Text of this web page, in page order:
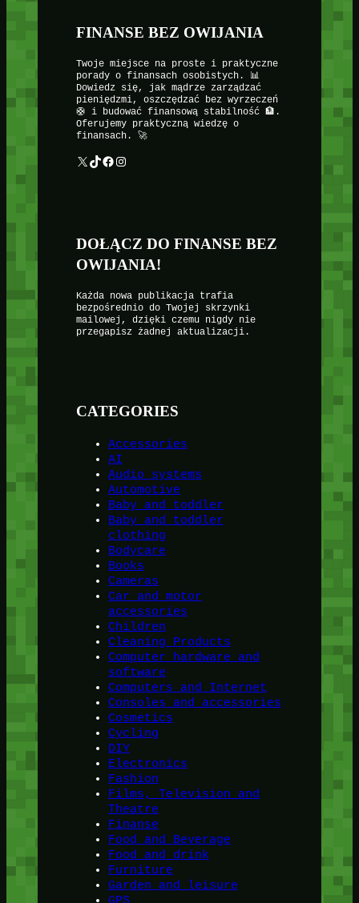
FINANSE BEZ OWIJANIA
Twoje miejsce na proste i praktyczne
porady o finansach osobistych. 📊
Dowiedz się, jak mądrze zarządzać
pieniędzmi, oszczędzać bez wyrzeczeń
🛟 i budować finansową stabilność 🏦.
Oferujemy praktyczną wiedzę o
finansach. 🚀
X TikTok Facebook Instagram
DOŁĄCZ DO FINANSE BEZ
OWIJANIA!
Każda nowa publikacja trafia
bezpośrednio do Twojej skrzynki
mailowej, dzięki czemu nigdy nie
przegapisz żadnej aktualizacji.
CATEGORIES
Accessories
AI
Audio systems
Automotive
Baby and toddler
Baby and toddler
clothing
Bodycare
Books
Cameras
Car and motor
accessories
Children
Cleaning Products
Computer hardware and
software
Computers and Internet
Consoles and accessories
Cosmetics
Cycling
DIY
Electronics
Fashion
Films, Television and
Theatre
Finanse
Food and Beverage
Food and drink
Furniture
Garden and leisure
GPS